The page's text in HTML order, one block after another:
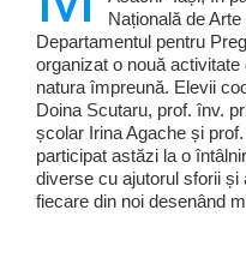
Națională de
Departamentul pentru
organizat o nouă
natura împreună. Elevii
Doina Scutaru, prof. înv.
școlar Irina Agache și
participat astăzi la o
diverse cu ajutorul sforii
fiecare din noi desenând